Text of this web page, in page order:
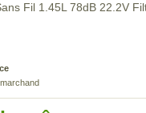
Fil 1.45L 78dB 22.2V